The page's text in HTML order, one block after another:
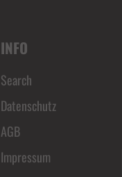
INFO
Search
Datenschutz
AGB
Impressum